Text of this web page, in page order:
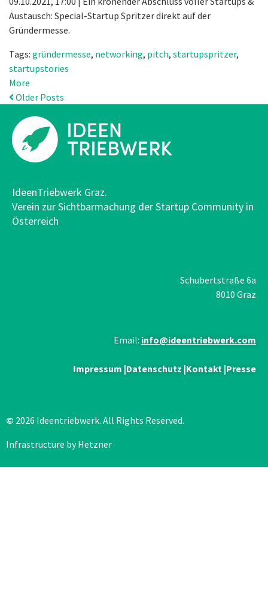
Austausch: Special-Startup Spritzer direkt auf der
Gründermesse.
Tags: gründermesse, networking, pitch, startupspritzer,
startupstories
More
Older Posts
IdeenTriebwerk Graz.
Verein zur Sichtbarmachung der Startup Community in
Österreich
Schubertstraße 6a
8010 Graz
Email: info@ideentriebwerk.com
Impressum |Datenschutz |Kontakt |Presse
© 2026 Ideentriebwerk. All Rights Reserved.
Infrastructure by Hetzner